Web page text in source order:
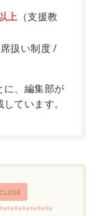
上 （支援教
扱い制度 /
に、編集部が
ています。
CLOSE